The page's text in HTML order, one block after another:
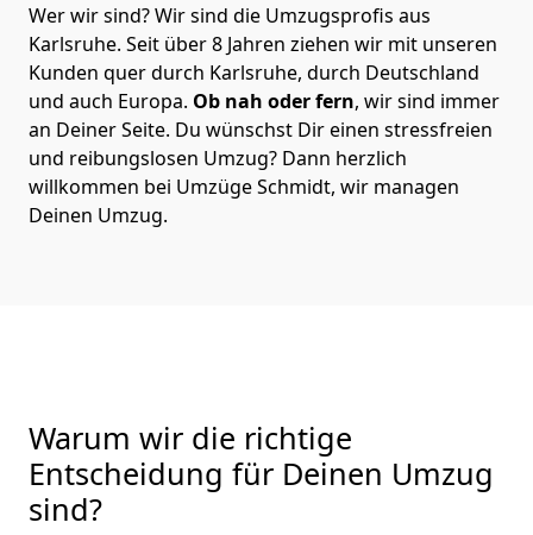
Wer wir sind? Wir sind die Umzugsprofis aus
Karlsruhe. Seit über 8 Jahren ziehen wir mit unseren
Kunden quer durch Karlsruhe, durch Deutschland
und auch Europa. Ob nah oder fern, wir sind immer
an Deiner Seite. Du wünschst Dir einen stressfreien
und reibungslosen Umzug? Dann herzlich
willkommen bei Umzüge Schmidt, wir managen
Deinen Umzug.
Warum wir die richtige
Entscheidung für Deinen Umzug
sind?